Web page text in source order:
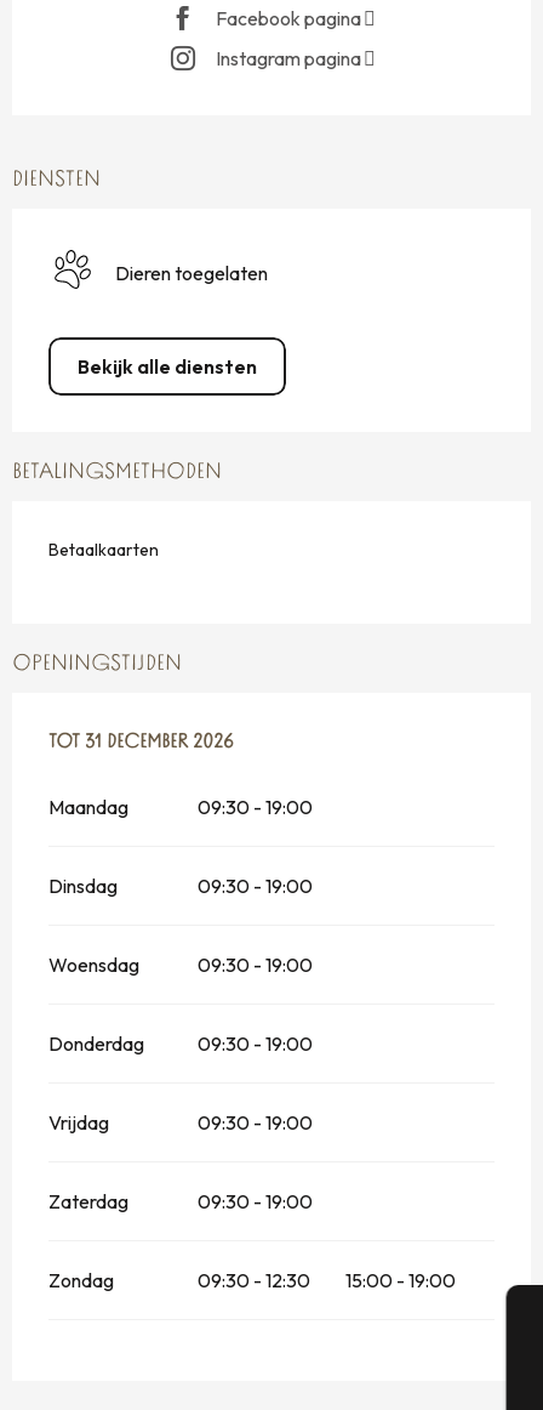
Facebook pagina
Instagram pagina
DIENSTEN
Dieren toegelaten
Bekijk alle diensten
BETALINGSMETHODEN
Betaalkaarten
OPENINGSTIJDEN
VANAF23 MAART 2026
TOT 31 DECEMBER 2026
Maandag 09:30 - 19:00
Dinsdag 09:30 - 19:00
Woensdag 09:30 - 19:00
Donderdag 09:30 - 19:00
Vrijdag 09:30 - 19:00
Zaterdag 09:30 - 19:00
Zondag 09:30 - 12:30 15:00 - 19:00